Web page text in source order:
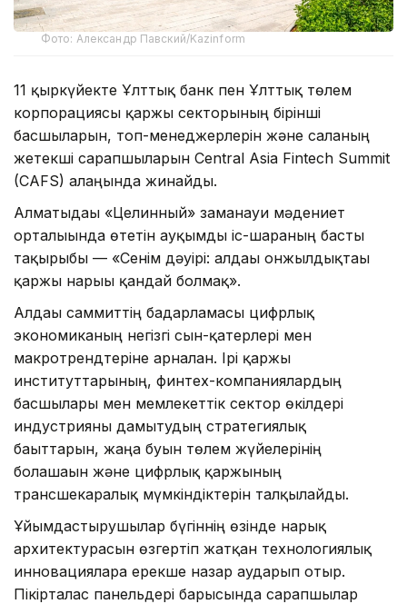
Фото: Александр Павский/Kazinform
11 қыркүйекте Ұлттық банк пен Ұлттық төлем
корпорациясы қаржы секторының бірінші
басшыларын, топ-менеджерлерін және саланың
жетекші сарапшыларын Central Asia Fintech Summit
(CAFS) алаңында жинайды.
Алматыдағы «Целинный» заманауи мәдениет
орталығында өтетін ауқымды іс-шараның басты
тақырыбы — «Сенім дәуірі: алдағы онжылдықтағы
қаржы нарығы қандай болмақ».
Алдағы саммиттің бағдарламасы цифрлық
экономиканың негізгі сын-қатерлері мен
макротрендтеріне арналған. Ірі қаржы
институттарының, финтех-компаниялардың
басшылары мен мемлекеттік сектор өкілдері
индустрияны дамытудың стратегиялық
бағыттарын, жаңа буын төлем жүйелерінің
болашағын және цифрлық қаржының
трансшекаралық мүмкіндіктерін талқылайды.
Ұйымдастырушылар бүгіннің өзінде нарық
архитектурасын өзгертіп жатқан технологиялық
инновацияларға ерекше назар аударып отыр.
Пікірталас панельдері барысында сарапшылар